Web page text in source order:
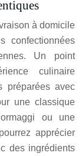
à domicile
confectionnées
Un point
culinaire
préparées avec
une classique
ou une
apprécier
des ingrédients